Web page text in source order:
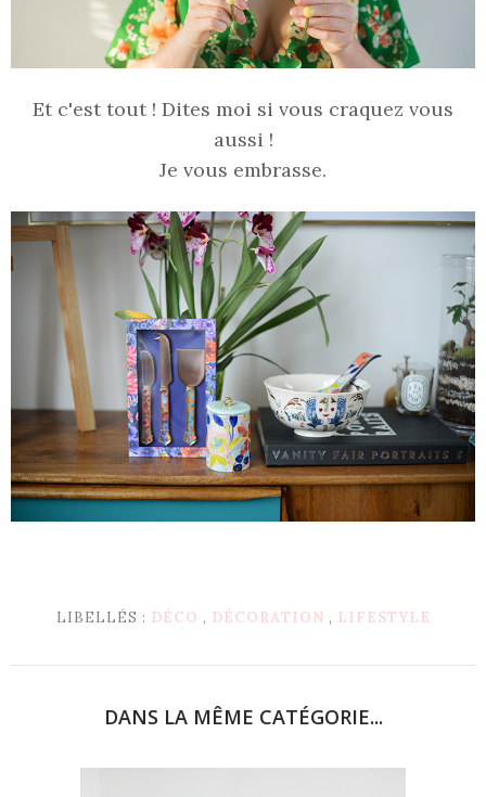
Et c'est tout ! Dites moi si vous craquez vous
aussi !
Je vous embrasse.
LIBELLÉS : DÉCO , DÉCORATION , LIFESTYLE
DANS LA MÊME CATÉGORIE...